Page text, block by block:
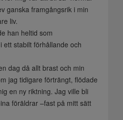
ganska framgångsrik i min
liv.
han heltid som
ett stabilt förhållande och
dag då allt brast och min
jag tidigare förträngt, flödade
en ny riktning. Jag ville bli
föräldrar –fast på mitt sätt